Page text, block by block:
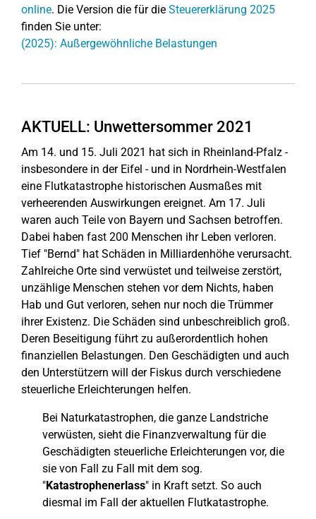
online. Die Version die für die Steuererklärung 2025
finden Sie unter:
(2025): Außergewöhnliche Belastungen
AKTUELL: Unwettersommer 2021
Am 14. und 15. Juli 2021 hat sich in Rheinland-Pfalz -
insbesondere in der Eifel - und in Nordrhein-Westfalen
eine Flutkatastrophe historischen Ausmaßes mit
verheerenden Auswirkungen ereignet. Am 17. Juli
waren auch Teile von Bayern und Sachsen betroffen.
Dabei haben fast 200 Menschen ihr Leben verloren.
Tief "Bernd" hat Schäden in Milliardenhöhe verursacht.
Zahlreiche Orte sind verwüstet und teilweise zerstört,
unzählige Menschen stehen vor dem Nichts, haben
Hab und Gut verloren, sehen nur noch die Trümmer
ihrer Existenz. Die Schäden sind unbeschreiblich groß.
Deren Beseitigung führt zu außerordentlich hohen
finanziellen Belastungen. Den Geschädigten und auch
den Unterstützern will der Fiskus durch verschiedene
steuerliche Erleichterungen helfen.
Bei Naturkatastrophen, die ganze Landstriche
verwüsten, sieht die Finanzverwaltung für die
Geschädigten steuerliche Erleichterungen vor, die
sie von Fall zu Fall mit dem sog.
"Katastrophenerlass" in Kraft setzt. So auch
diesmal im Fall der aktuellen Flutkatastrophe.